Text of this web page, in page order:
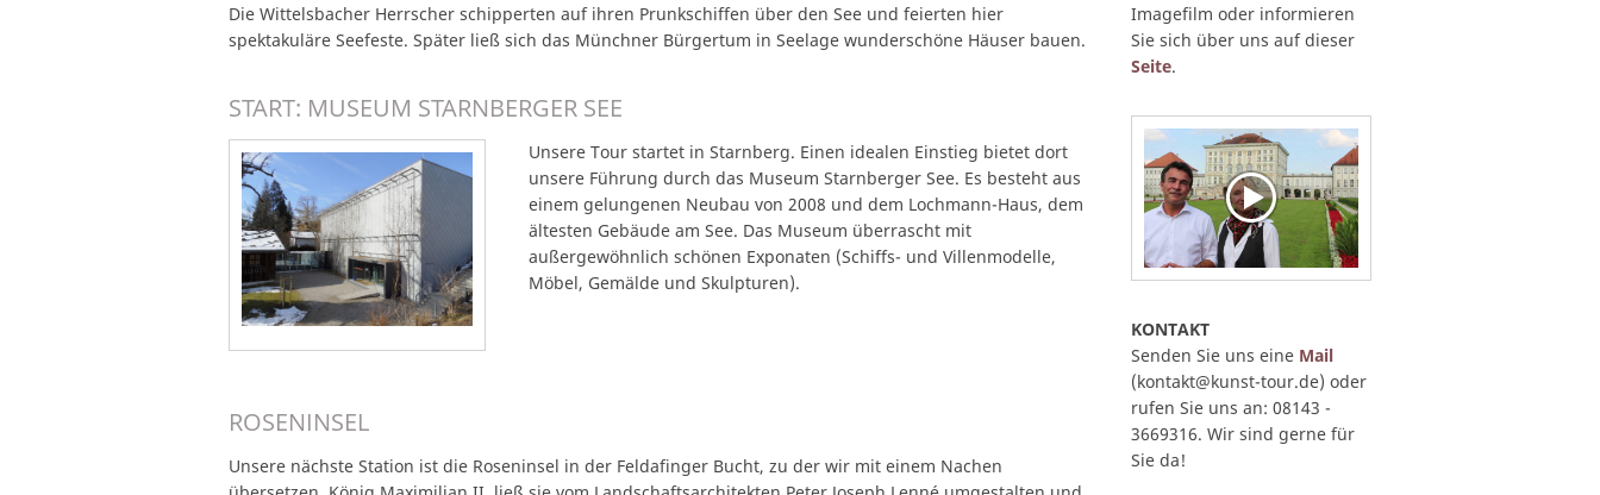
Die Wittelsbacher Herrscher schipperten auf ihren Prunkschiffen über den See und feierten hier
spektakuläre Seefeste. Später ließ sich das Münchner Bürgertum in Seelage wunderschöne Häuser bauen.
START: MUSEUM STARNBERGER SEE
Unsere Tour startet in Starnberg. Einen idealen Einstieg bietet dort
unsere Führung durch das Museum Starnberger See. Es besteht aus
einem gelungenen Neubau von 2008 und dem Lochmann-Haus, dem
ältesten Gebäude am See. Das Museum überrascht mit
außergewöhnlich schönen Exponaten (Schiffs- und Villenmodelle,
Möbel, Gemälde und Skulpturen).
ROSENINSEL
Unsere nächste Station ist die Roseninsel in der Feldafinger Bucht, zu der wir mit einem Nachen
Imagefilm oder informieren
Sie sich über uns auf dieser
Seite.
KONTAKT
Senden Sie uns eine Mail
(kontakt@kunst-tour.de) oder
rufen Sie uns an: 08143 -
3669316. Wir sind gerne für
Sie da!